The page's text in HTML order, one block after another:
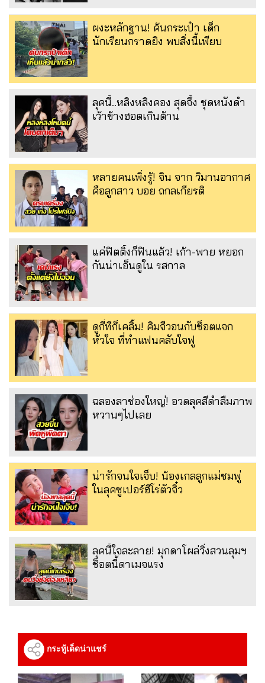
ผงะหลักฐาน! ค้นกระเป๋า เด็ก
นักเรียนกราดยิง พบสิ่งนี้เพียบ
ลุคนี้..หลิงหลิงคอง สุดจึ้ง ชุดหนังดำ
เว้าข้างฮอตเกินต้าน
หลายคนเพิ่งรู้! จิน จาก วิมานอากาศ
คือลูกสาว บอย ถกลเกียรติ
แค่ฟิตติ้งก็ฟินแล้ว! เก้า-พาย หยอก
กันน่าเอ็นดูใน รสกาล
ดูกี่ทีก็เคลิ้ม! คิมจีวอนกับช็อตแจก
หัวใจ ที่ทำแฟนคลับใจฟู
ฉลองลาช่องใหญ่! อวดลุคสีดำลืมภาพ
หวานๆไปเลย
น่ารักจนใจเจ็บ! น้องเกลลูกแม่ชมพู่
ในลุคซูเปอร์ฮีโร่ตัวจิ๋ว
ลุคนี้ใจละลาย! มุกดาโผล่วิ่งสวนลุมฯ
ช็อตนี้ดาเมจแรง
กระทู้เด็ดน่าแชร์